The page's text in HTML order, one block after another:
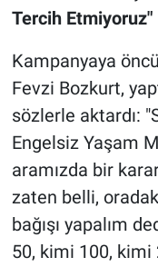
Tercih Etmiyoruz"
Kampanyaya
Fevzi Bozkurt,
sözlerle aktardı:
Engelsiz Yaşam
aramızda bir
zaten belli,
bağışı yapalım
50, kimi 100,